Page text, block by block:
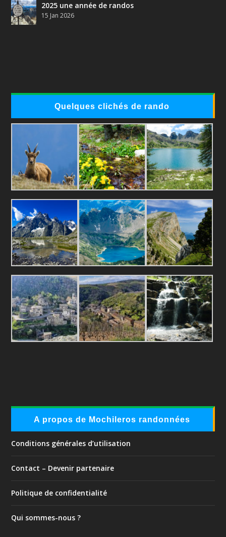
2025 une année de randos
15 Jan 2026
Quelques clichés de rando
A propos de Mochileros randonnées
Conditions générales d’utilisation
Contact – Devenir partenaire
Politique de confidentialité
Qui sommes-nous ?